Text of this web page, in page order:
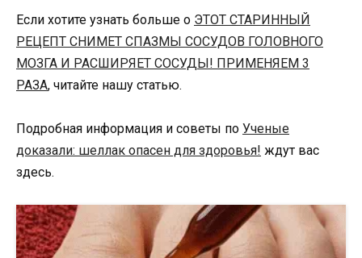
Если хотите узнать больше о ЭТОТ СТАРИННЫЙ
РЕЦЕПТ СНИМЕТ СПАЗМЫ СОСУДОВ ГОЛОВНОГО
МОЗГА И РАСШИРЯЕТ СОСУДЫ! ПРИМЕНЯЕМ 3
РАЗА, читайте нашу статью.
Подробная информация и советы по Ученые
доказали: шеллак опасен для здоровья! ждут вас
здесь.